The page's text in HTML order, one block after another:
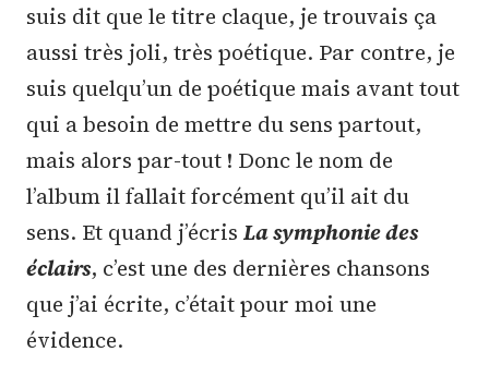
suis dit que le titre claque, je trouvais ça
aussi très joli, très poétique. Par contre, je
suis quelqu’un de poétique mais avant tout
qui a besoin de mettre du sens partout,
mais alors par-tout ! Donc le nom de
l’album il fallait forcément qu’il ait du
sens. Et quand j’écris La symphonie des
éclairs, c’est une des dernières chansons
que j’ai écrite, c’était pour moi une
évidence.